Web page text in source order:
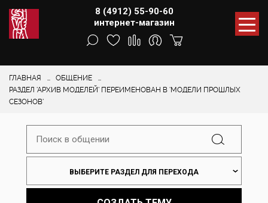
8 (4912) 55-90-60
интернет-магазин
ГЛАВНАЯ
ОБЩЕНИЕ
РАЗДЕЛ 'АРХИВ МОДЕЛЕЙ' ПЕРЕИМЕНОВАН В 'МОДЕЛИ ПРОШЛЫХ
СЕЗОНОВ'
ВЫБЕРИТЕ РАЗДЕЛ ДЛЯ ПЕРЕХОДА